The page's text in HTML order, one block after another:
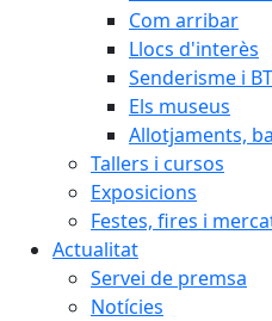
Com arribar
Llocs d'interès
Senderisme i
Els museus
Allotjaments,
Tallers i cursos
Exposicions
Festes, fires i
Actualitat
Servei de premsa
Notícies